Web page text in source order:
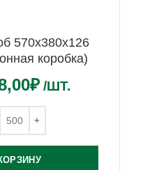
570х380х126
коробка)
₽ /ШТ.